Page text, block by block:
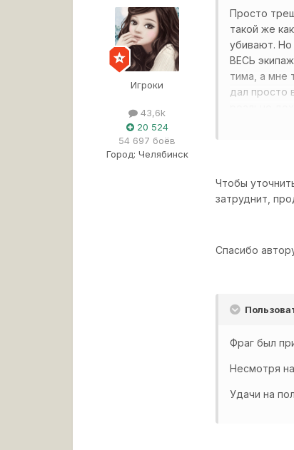
Игроки
43,6k
20 524
54 697 боёв
Город: Челябинск
Просто
такой же
убивают.
ВЕСЬ
тима, а мне
дал просто
Это какая-
Чтобы
затруднит,
Спасибо
Фраг был
Несмотря
Удачи на